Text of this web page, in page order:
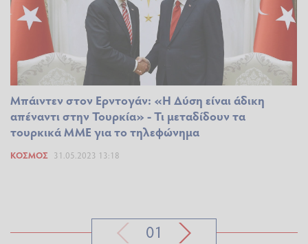
Μπάιντεν στον Ερντογάν: «Η Δύση είναι άδικη
απέναντι στην Τουρκία» - Τι μεταδίδουν τα
τουρκικά ΜΜΕ για το τηλεφώνημα
ΚΌΣΜΟΣ 31.05.2023 13:18
01